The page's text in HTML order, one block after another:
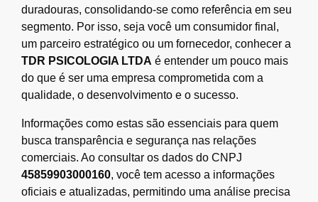
duradouras, consolidando-se como referência em seu
segmento. Por isso, seja você um consumidor final,
um parceiro estratégico ou um fornecedor, conhecer a
TDR PSICOLOGIA LTDA é entender um pouco mais
do que é ser uma empresa comprometida com a
qualidade, o desenvolvimento e o sucesso.
Informações como estas são essenciais para quem
busca transparência e segurança nas relações
comerciais. Ao consultar os dados do CNPJ
45859903000160, você tem acesso a informações
oficiais e atualizadas, permitindo uma análise precisa